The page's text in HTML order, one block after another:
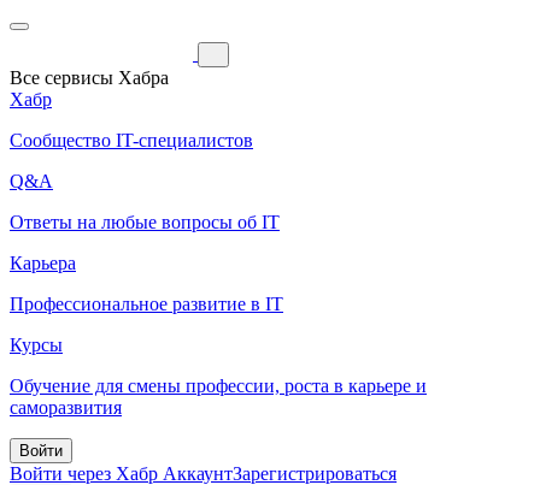
Все сервисы Хабра
Хабр
Сообщество IT-специалистов
Q&A
Ответы на любые вопросы об IT
Карьера
Профессиональное развитие в IT
Курсы
Обучение для смены профессии, роста в карьере и
саморазвития
Войти
Войти через Хабр АккаунтЗарегистрироваться